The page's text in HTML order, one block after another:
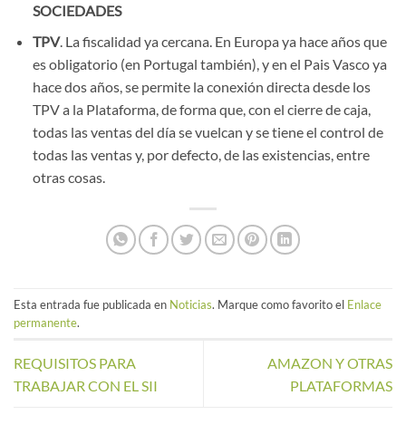
SOCIEDADES
TPV. La fiscalidad ya cercana. En Europa ya hace años que
es obligatorio (en Portugal también), y en el Pais Vasco ya
hace dos años, se permite la conexión directa desde los
TPV a la Plataforma, de forma que, con el cierre de caja,
todas las ventas del día se vuelcan y se tiene el control de
todas las ventas y, por defecto, de las existencias, entre
otras cosas.
Esta entrada fue publicada en Noticias. Marque como favorito el Enlace
permanente.
REQUISITOS PARA
TRABAJAR CON EL SII
AMAZON Y OTRAS
PLATAFORMAS